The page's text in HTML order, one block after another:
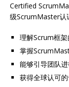
Certified
级ScrumMaster认
理解Scrum框
掌握
能够引导团队
获得全球认可